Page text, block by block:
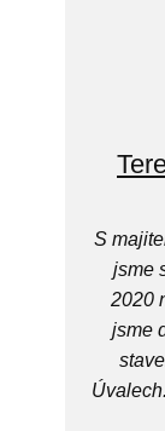
S
jsme
2020
jsme